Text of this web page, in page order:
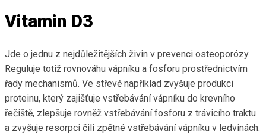
Vitamin D3
Jde o jednu z nejdůležitějších živin v prevenci osteoporózy.
Reguluje totiž rovnováhu vápníku a fosforu prostřednictvím
řady mechanismů. Ve střevě například zvyšuje produkci
proteinu, který zajišťuje vstřebávání vápníku do krevního
řečiště, zlepšuje rovněž vstřebávání fosforu z trávicího traktu
a zvyšuje resorpci čili zpětné vstřebávání vápníku v ledvinách.